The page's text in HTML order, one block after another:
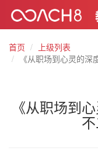
首页
上级列表
《从职场到心灵的
《从职场到